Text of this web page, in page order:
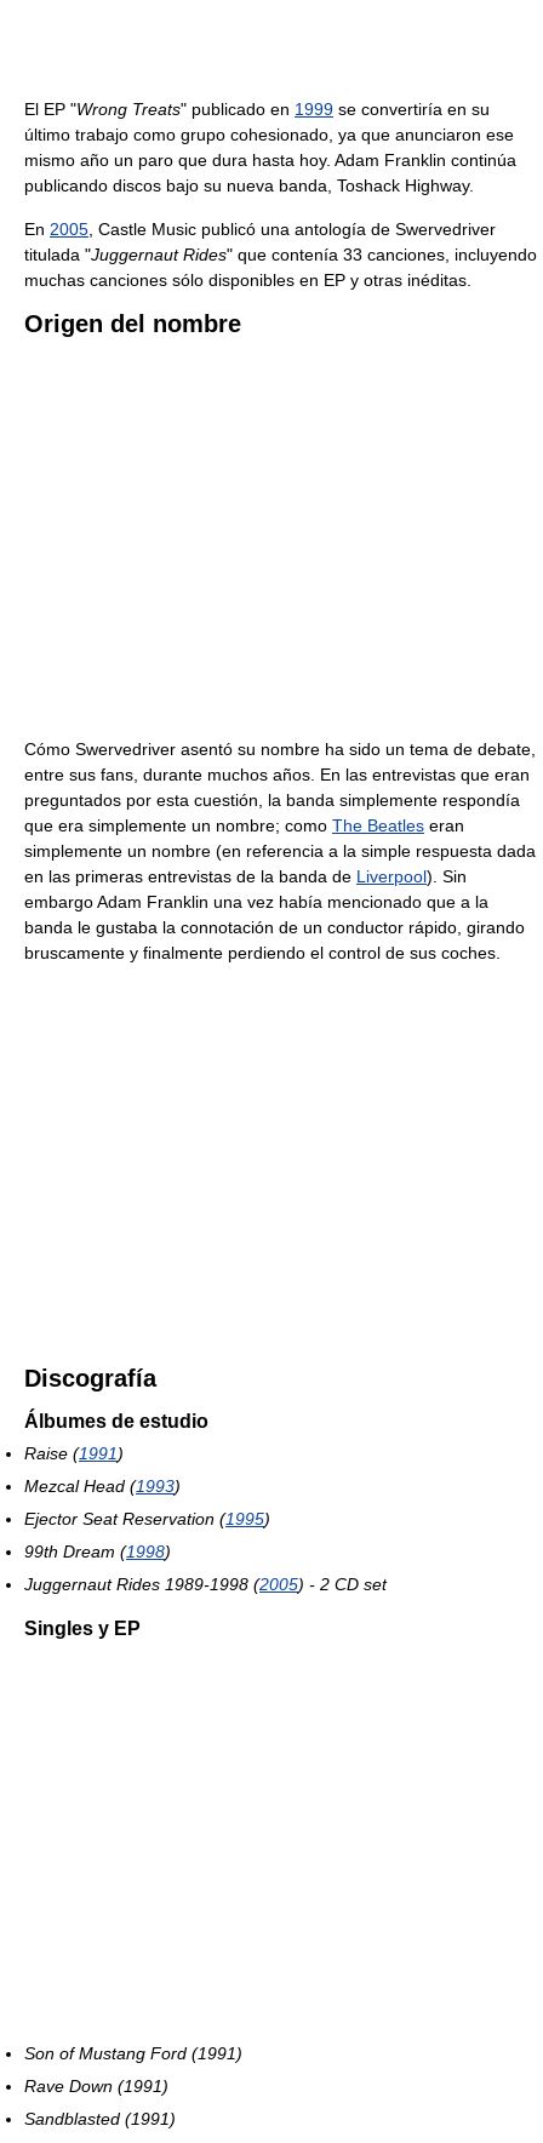
El EP "Wrong Treats" publicado en 1999 se convertiría en su
último trabajo como grupo cohesionado, ya que anunciaron ese
mismo año un paro que dura hasta hoy. Adam Franklin continúa
publicando discos bajo su nueva banda, Toshack Highway.
En 2005 , Castle Music publicó una antología de Swervedriver
titulada "Juggernaut Rides" que contenía 33 canciones, incluyendo
muchas canciones sólo disponibles en EP y otras inéditas.
Origen del nombre
Cómo Swervedriver asentó su nombre ha sido un tema de debate,
entre sus fans, durante muchos años. En las entrevistas que eran
preguntados por esta cuestión, la banda simplemente respondía
que era simplemente un nombre; como The Beatles eran
simplemente un nombre (en referencia a la simple respuesta dada
en las primeras entrevistas de la banda de Liverpool). Sin
embargo Adam Franklin una vez había mencionado que a la
banda le gustaba la connotación de un conductor rápido, girando
bruscamente y finalmente perdiendo el control de sus coches.
Discografía
Álbumes de estudio
Raise (1991)
Mezcal Head (1993)
Ejector Seat Reservation (1995)
99th Dream (1998)
Juggernaut Rides 1989-1998 (2005) - 2 CD set
Singles y EP
Son of Mustang Ford (1991)
Rave Down (1991)
Sandblasted (1991)